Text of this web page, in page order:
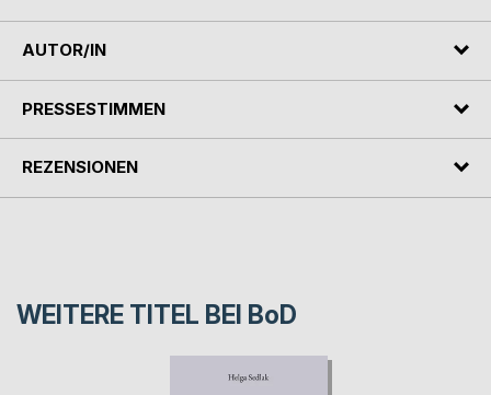
AUTOR/IN
PRESSESTIMMEN
REZENSIONEN
WEITERE TITEL BEI BoD